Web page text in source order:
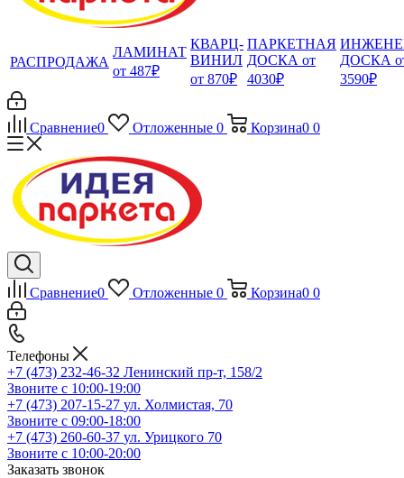
РАСПРОДАЖА
ЛАМИНАТ
от 487₽
КВАРЦ-
ВИНИЛ
от 870₽
ПАРКЕТНАЯ
ДОСКА от
4030₽
ДОСКА
3590₽
Сравнение0 Отложенные 0 Корзина0 0
Сравнение0 Отложенные 0 Корзина0 0
Телефоны
+7 (473) 232-46-32 Ленинский пр-т, 158/2
Звоните с 10:00-19:00
+7 (473) 207-15-27 ул. Холмистая, 70
Звоните с 09:00-18:00
+7 (473) 260-60-37 ул. Урицкого 70
Звоните с 10:00-20:00
Заказать звонок